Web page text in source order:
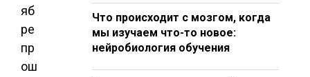
яб
ре
пр
ош
Что происходит с мозгом, когда
мы изучаем что-то новое:
нейробиология обучения